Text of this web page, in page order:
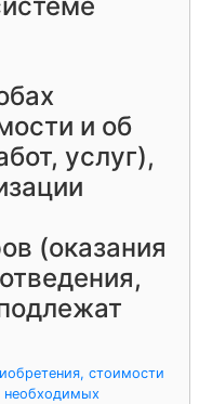
и об
услуг),
(оказания
стоимости
необходимых